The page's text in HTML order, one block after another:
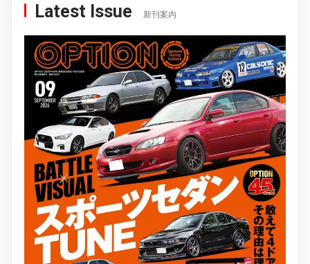
Latest Issue 新刊案内